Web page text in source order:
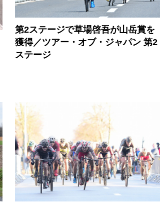
第2ステージで草場啓吾が山岳賞を
獲得／ツアー・オブ・ジャパン 第2
ステージ